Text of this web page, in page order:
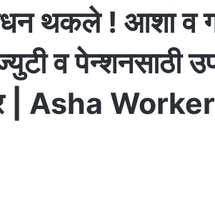
थकले ! आशा व
व पेन्शनसाठी
| Asha